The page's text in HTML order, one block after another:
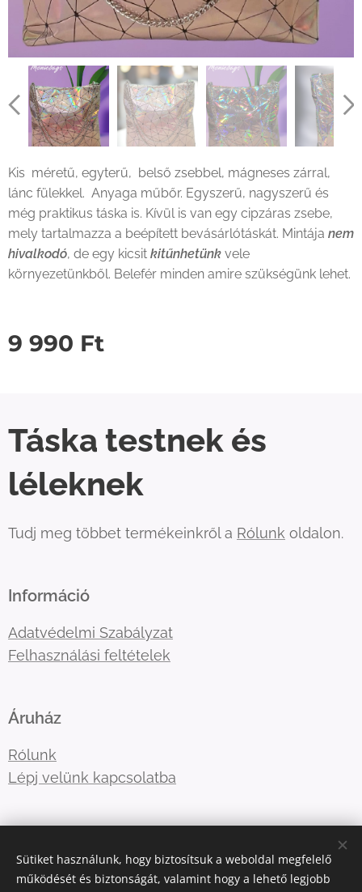
Kis méretű, egyterű, belső zsebbel, mágneses zárral,
lánc fülekkel. Anyaga műbőr. Egyszerű, nagyszerű és
még praktikus táska is. Kívül is van egy cipzáras zsebe,
mely tartalmazza a beépített bevásárlótáskát. Mintája nem
hivalkodó, de egy kicsit kitűnhetünk vele
környezetünkből. Belefér minden amire szükségünk lehet.
9 990 Ft
Táska testnek és
léleknek
Tudj meg többet termékeinkről a Rólunk oldalon.
Információ
Adatvédelmi Szabályzat
Felhasználási feltételek
Áruház
Rólunk
Lépj velünk kapcsolatba
tre3famili@gmail.com
Telefonszám:+36-30-5177410
Sütiket használunk, hogy biztosítsuk a weboldal megfelelő
működését és biztonságát, valamint hogy a lehető legjobb